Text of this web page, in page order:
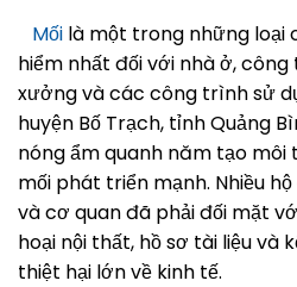
Mối là một trong những loại
hiểm nhất đối với nhà ở,
xưởng và các công trình sử
huyện Bố Trạch, tỉnh Quảng
nóng ẩm quanh năm tạo
mối phát triển mạnh. Nhiều
và cơ quan đã phải đối mặt
hoại nội thất, hồ sơ tài liệu và
thiệt hại lớn về kinh tế.